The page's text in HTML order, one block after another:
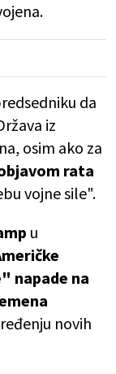
da
iz
osim ako za
rata
vojne sile".
u
napade na
novih